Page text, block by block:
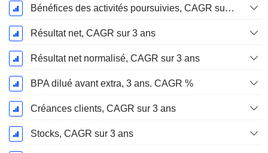
Bénéfices des activités poursuivies, CAGR sur 3 ans
Résultat net, CAGR sur 3 ans
Résultat net normalisé, CAGR sur 3 ans
BPA dilué avant extra, 3 ans. CAGR %
Créances clients, CAGR sur 3 ans
Stocks, CAGR sur 3 ans